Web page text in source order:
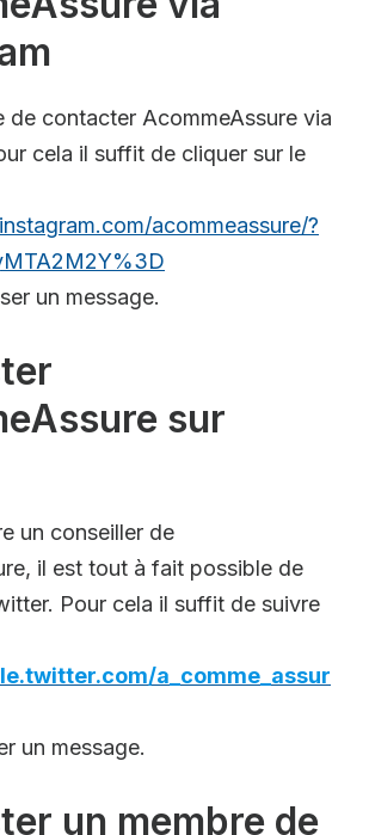
de contacter AcommeAssure via
cela il suffit de cliquer sur le
acommeassure/?
un message.
sur
un conseiller de
il est tout à fait possible de
Pour cela il suffit de suivre
a_comme_assur
un message.
un membre de